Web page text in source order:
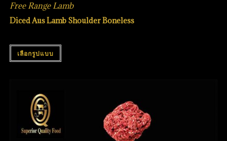
Free Range Lamb
Diced Aus Lamb Shoulder Boneless
เลือกรูปแบบ